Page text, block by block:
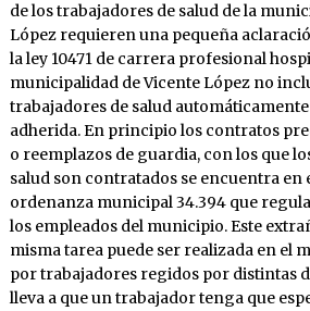
de los trabajadores de salud de la
López requieren una pequeña
la ley 10471 de carrera profesional
municipalidad de Vicente López no
trabajadores de salud automáticamente
adherida. En principio los contratos
o reemplazos de guardia, con los que
salud son contratados se encuentra en
ordenanza municipal 34.394 que
los empleados del municipio. Este
misma tarea puede ser realizada en el
por trabajadores regidos por distintas
lleva a que un trabajador tenga que